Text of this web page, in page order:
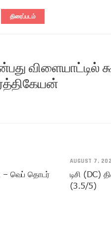
திரைப்படம்
விளையாட்டில்
– வெப் தொடர்
AUGUST 7,
டிசி (DC)
(3.5/5)